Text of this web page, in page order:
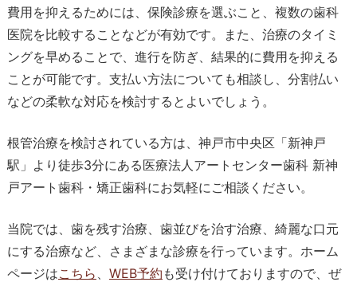
費用を抑えるためには、保険診療を選ぶこと、複数の歯科
医院を比較することなどが有効です。また、治療のタイミ
ングを早めることで、進行を防ぎ、結果的に費用を抑える
ことが可能です。支払い方法についても相談し、分割払い
などの柔軟な対応を検討するとよいでしょう。
根管治療を検討されている方は、神戸市中央区「新神戸
駅」より徒歩3分にある医療法人アートセンター歯科 新神
戸アート歯科・矯正歯科にお気軽にご相談ください。
当院では、歯を残す治療、歯並びを治す治療、綺麗な口元
にする治療など、さまざまな診療を行っています。ホーム
ページはこちら 、 WEB予約 も受け付けておりますので、ぜ